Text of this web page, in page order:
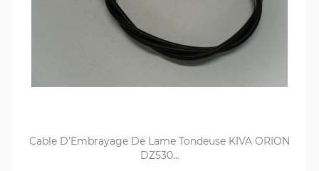
Cable D'Embrayage De Lame Tondeuse KIVA ORION
DZ530...